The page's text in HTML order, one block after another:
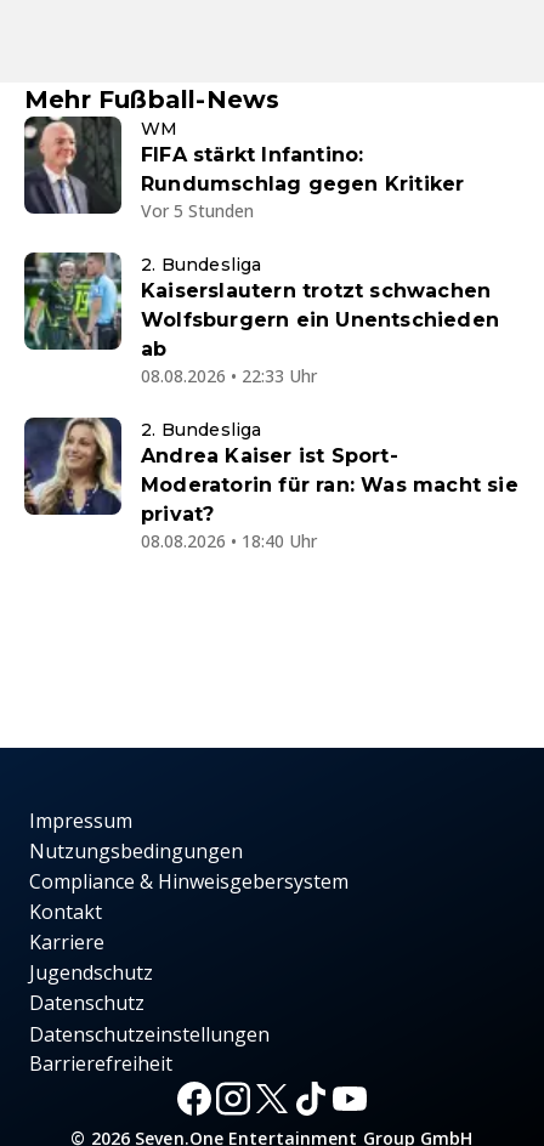
Mehr Fußball-News
WM
FIFA stärkt Infantino:
Rundumschlag gegen Kritiker
Vor 5 Stunden
2. Bundesliga
Kaiserslautern trotzt schwachen
Wolfsburgern ein Unentschieden
ab
08.08.2026 • 22:33 Uhr
2. Bundesliga
Andrea Kaiser ist Sport-
Moderatorin für ran: Was macht sie
privat?
08.08.2026 • 18:40 Uhr
Impressum
Nutzungsbedingungen
Compliance & Hinweisgebersystem
Kontakt
Karriere
Jugendschutz
Datenschutz
Datenschutzeinstellungen
Barrierefreiheit
© 2026 Seven.One Entertainment Group GmbH